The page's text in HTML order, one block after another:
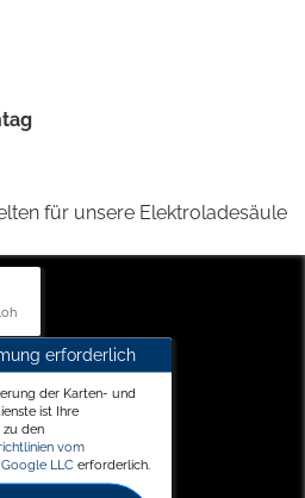
für unsere Elektroladesäule
erforderlich
der Karten- und
ist Ihre
den
vom
LLC erforderlich.